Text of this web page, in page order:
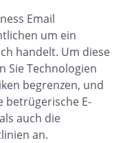
Email
um ein
handelt. Um diese
Sie Technologien
begrenzen, und
betrügerische E-
als auch die
an.